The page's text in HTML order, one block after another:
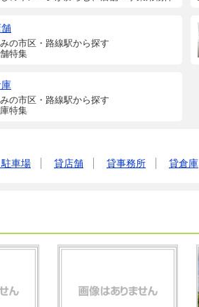
の市区・路線駅から探す
特集
の市区・路線駅から探す
特集
車場
貸店舗 貸事務所 貸倉庫